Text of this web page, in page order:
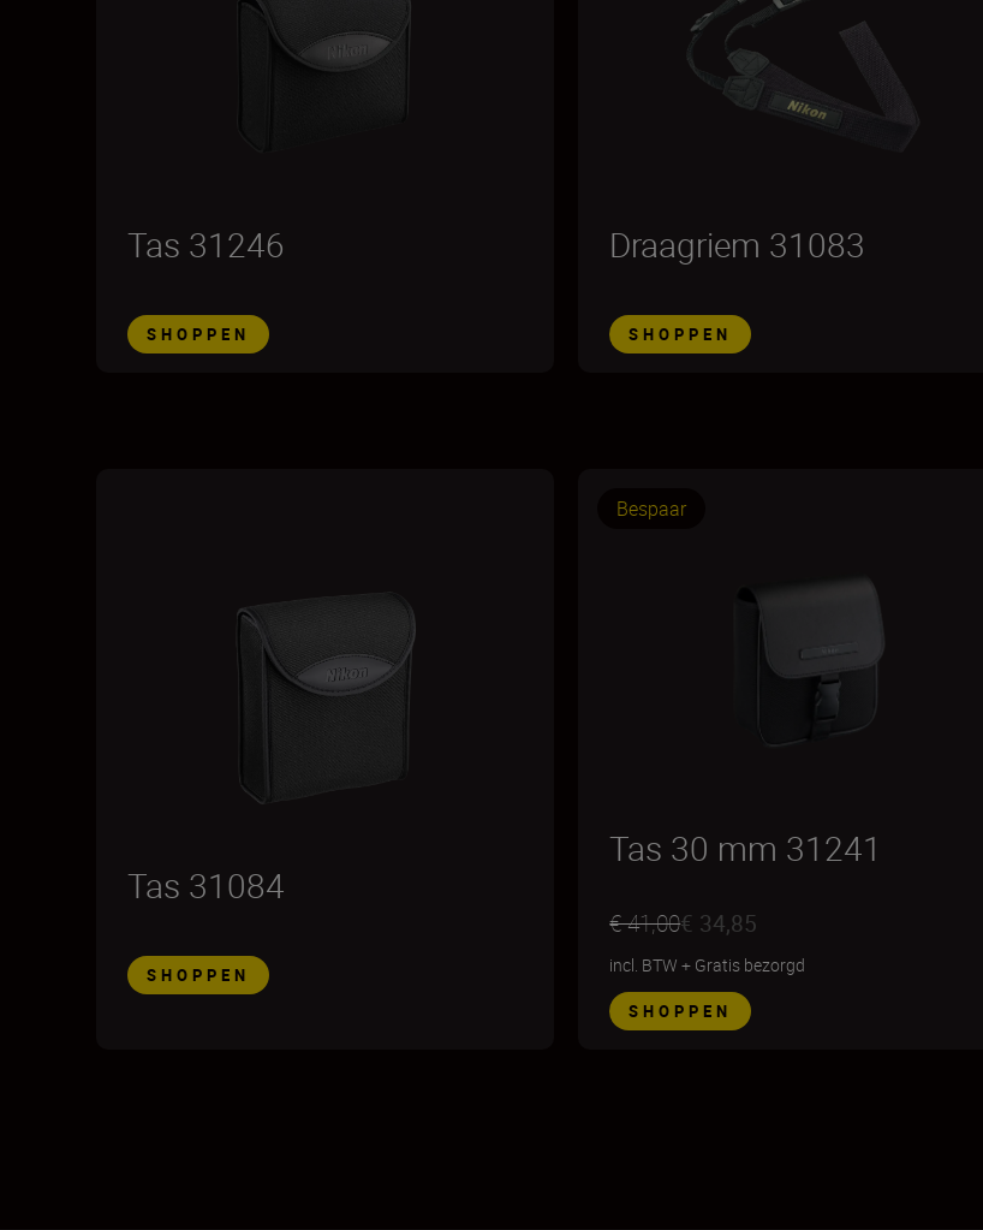
Tas 31246
SHOPPEN
Draagriem 31083
SHOPPEN
Tas 31084
SHOPPEN
Bespaar
Tas 30 mm 31241
€ 41,00€ 34,85
incl. BTW + Gratis bezorgd
SHOPPEN